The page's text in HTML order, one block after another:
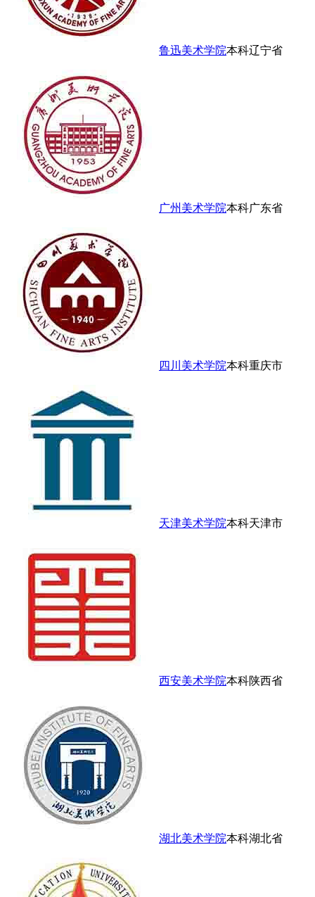
鲁迅美术学院本科辽宁省
广州美术学院本科广东省
四川美术学院本科重庆市
天津美术学院本科天津市
西安美术学院本科陕西省
湖北美术学院本科湖北省